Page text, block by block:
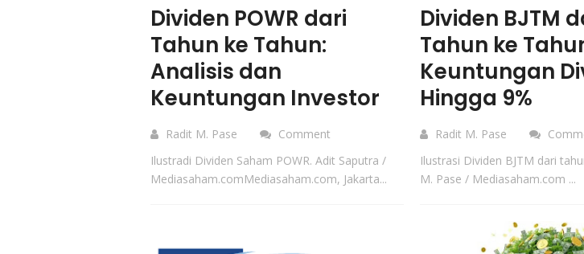
Dividen POWR dari
Tahun ke Tahun:
Analisis dan
Keuntungan Investor
Radit M. Pase
Comment
Ilustradi Dividen Saham POWR. Adit Saputra /
Mediasaham.comMediasaham.com, Jakarta...
Dividen BJTM
Tahun ke
Keuntungan
Hingga 9%
Radit M. Pase
Ilustrasi Dividen BJTM dari
M. Pase / Mediasaham.com ...